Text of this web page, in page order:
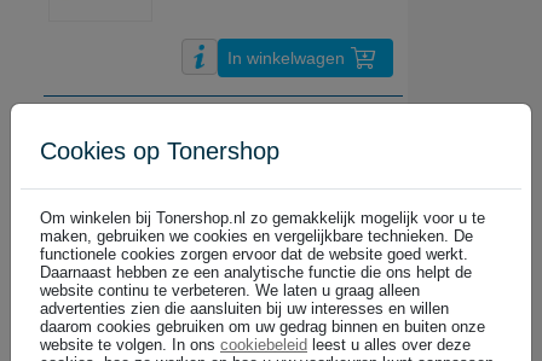
In winkelwagen
Canon Pixma TS8751 all-in-one (3 in 1) Inkjetprinter | A4 | kleur |
(€ 134,70 excl)
In winkelwagen
Epson EcoTank ET-2860 all-in-one (3 in 1) Inkjetprinter | A4 |
DIRECT LEVERBAAR
Cookies op Tonershop
Om winkelen bij Tonershop.nl zo gemakkelijk mogelijk voor u te
maken, gebruiken we cookies en vergelijkbare technieken. De
functionele cookies zorgen ervoor dat de website goed werkt.
Daarnaast hebben ze een analytische functie die ons helpt de
website continu te verbeteren. We laten u graag alleen
advertenties zien die aansluiten bij uw interesses en willen
daarom cookies gebruiken om uw gedrag binnen en buiten onze
website te volgen. In ons cookiebeleid leest u alles over deze